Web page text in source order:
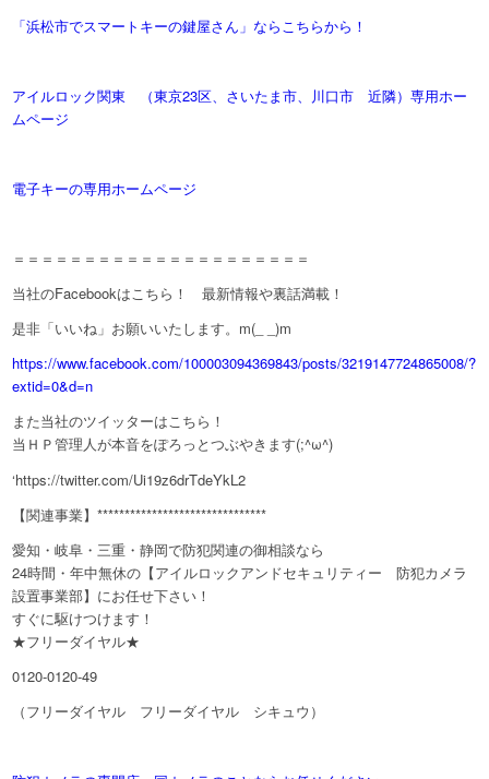
「浜松市でスマートキーの鍵屋さん」ならこちらから！
アイルロック関東 （東京23区、さいたま市、川口市 近隣）専用ホー
ムページ
電子キーの専用ホームページ
＝＝＝＝＝＝＝＝＝＝＝＝＝＝＝＝＝＝＝＝＝
当社のFacebookはこちら！ 最新情報や裏話満載！
是非「いいね」お願いいたします。m(_ _)m
https://www.facebook.com/100003094369843/posts/3219147724865008/?
extid=0&d=n
また当社のツイッターはこちら！
当ＨＰ管理人が本音をぽろっとつぶやきます(;^ω^)
‘https://twitter.com/Ui19z6drTdeYkL2
【関連事業】*******************************
愛知・岐阜・三重・静岡で防犯関連の御相談なら
24時間・年中無休の【アイルロックアンドセキュリティー 防犯カメラ
設置事業部】にお任せ下さい！
すぐに駆けつけます！
★フリーダイヤル★
0120-0120-49
（フリーダイヤル フリーダイヤル シキュウ）